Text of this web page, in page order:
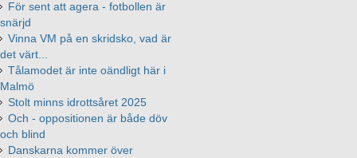
För sent att agera - fotbollen är
snärjd
Vinna VM på en skridsko, vad är
det värt...
Tålamodet är inte oändligt här i
Malmö
Stolt minns idrottsåret 2025
Och - oppositionen är både döv
och blind
Danskarna kommer över